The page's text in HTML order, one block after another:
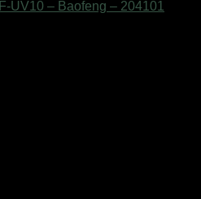
UV10 – Baofeng – 204101